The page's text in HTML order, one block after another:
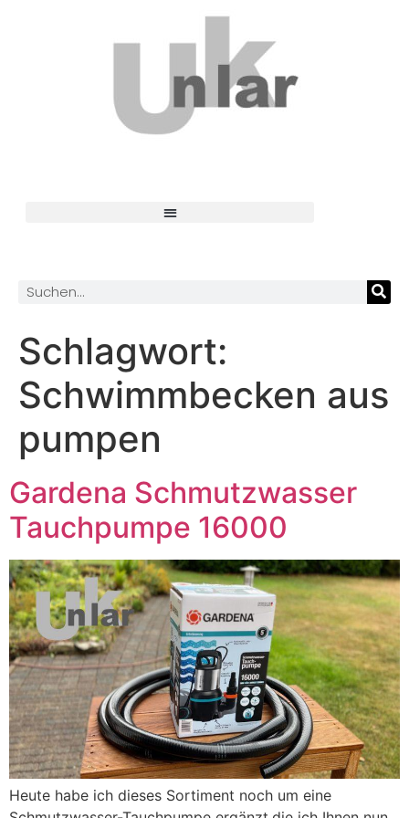
Schlagwort:
Schwimmbecken aus
pumpen
Gardena Schmutzwasser
Tauchpumpe 16000
Heute habe ich dieses Sortiment noch um eine